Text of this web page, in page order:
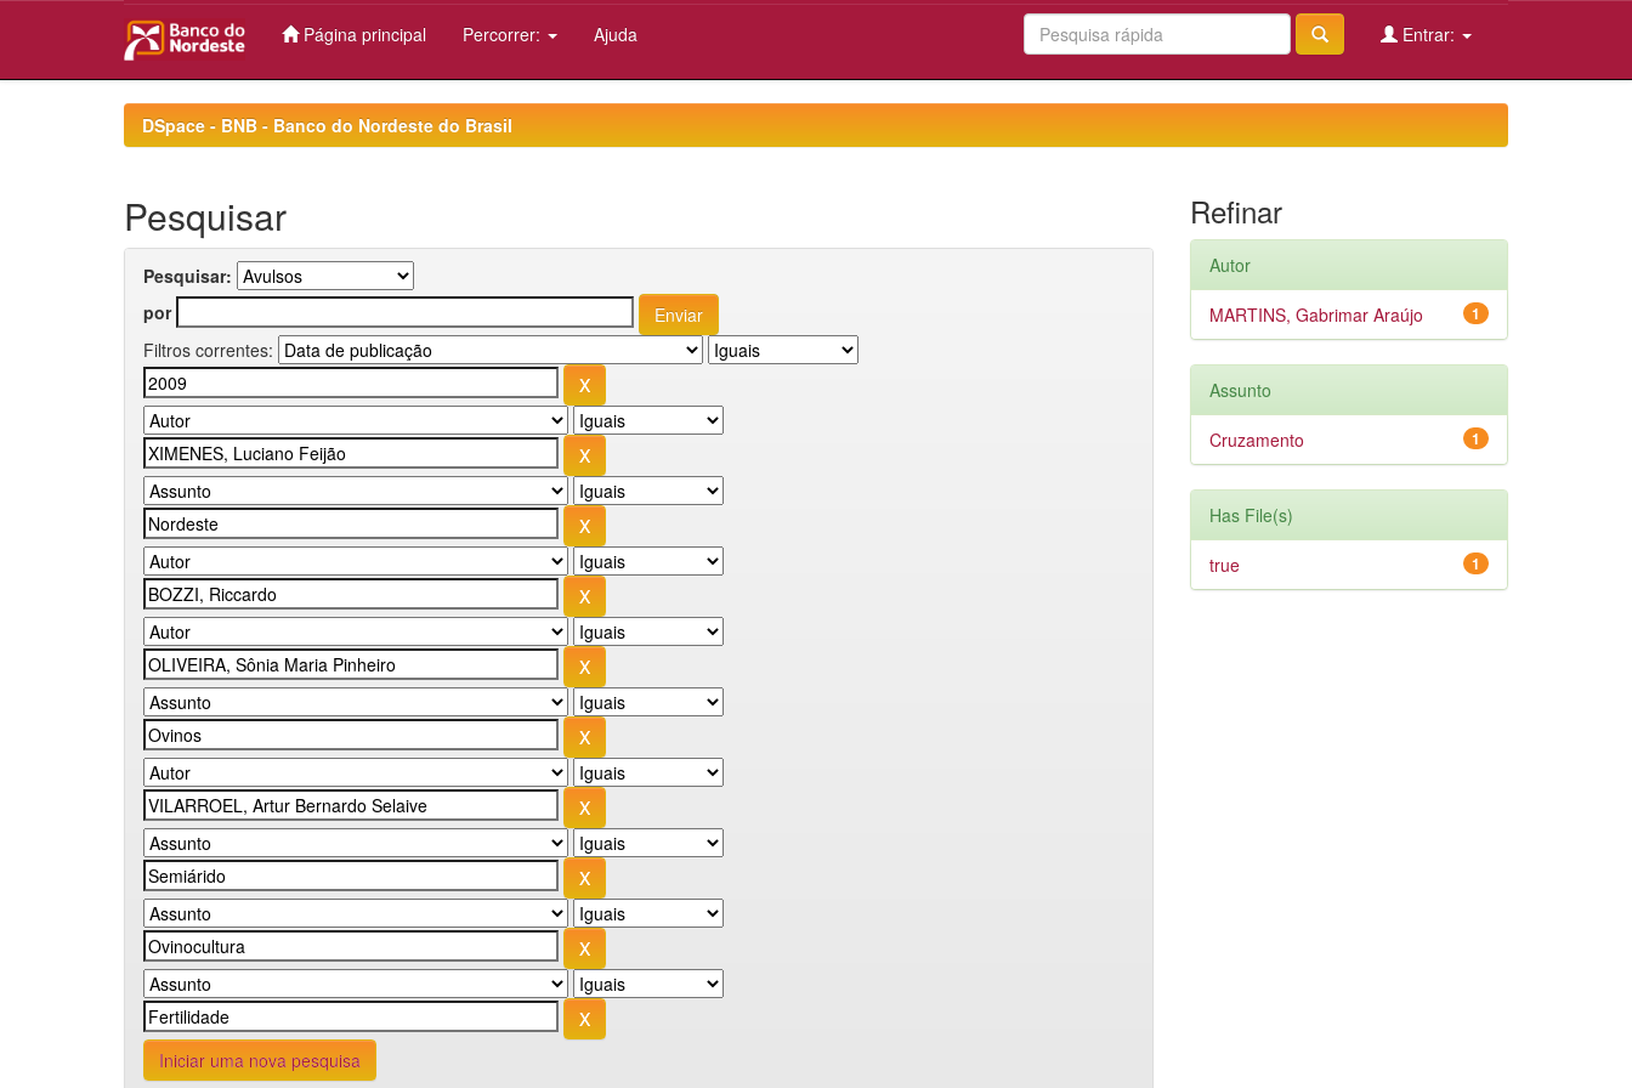
Página principal Percorrer: Ajuda Entrar:
DSpace - BNB - Banco do Nordeste do Brasil
Pesquisar
Pesquisar:
por
Filtros correntes:
Iniciar uma nova pesquisa
Refinar
Autor
1
MARTINS, Gabrimar Araújo
Assunto
1
Cruzamento
Has File(s)
1
true